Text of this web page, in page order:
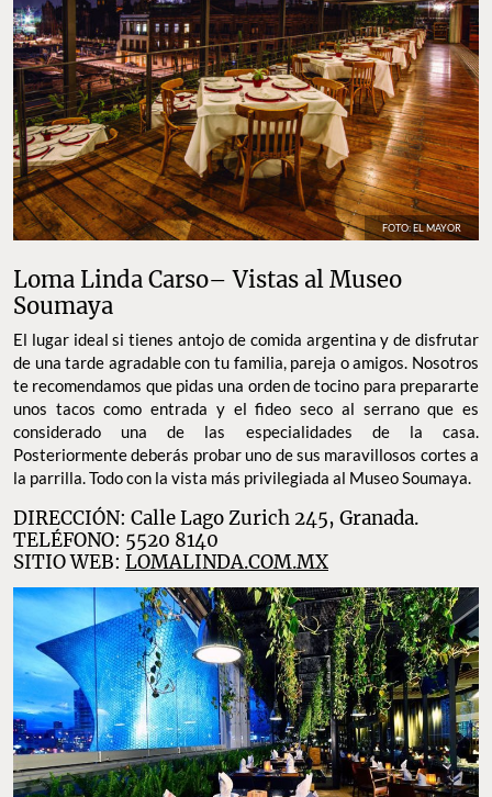
FOTO: EL MAYOR
Loma Linda Carso– Vistas al Museo
Soumaya
El lugar ideal si tienes antojo de comida argentina y de disfrutar
de una tarde agradable con tu familia, pareja o amigos. Nosotros
te recomendamos que pidas una orden de tocino para prepararte
unos tacos como entrada y el fideo seco al serrano que es
considerado una de las especialidades de la casa.
Posteriormente deberás probar uno de sus maravillosos cortes a
la parrilla. Todo con la vista más privilegiada al Museo Soumaya.
DIRECCIÓN: Calle Lago Zurich 245, Granada.
TELÉFONO: 5520 8140
SITIO WEB: LOMALINDA.COM.MX